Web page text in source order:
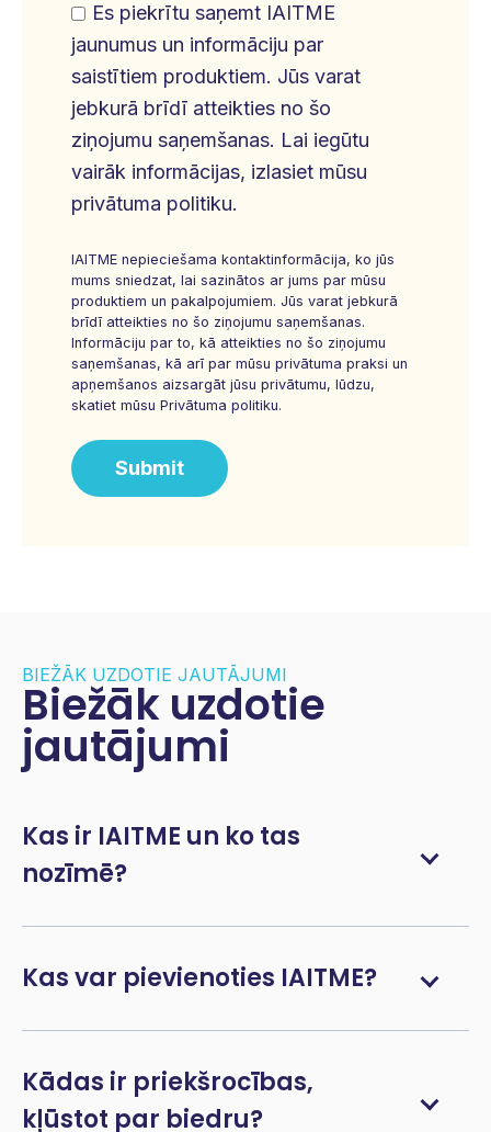
Es piekrītu saņemt IAITME
jaunumus un informāciju par
saistītiem produktiem. Jūs varat
jebkurā brīdī atteikties no šo
ziņojumu saņemšanas. Lai iegūtu
vairāk informācijas, izlasiet mūsu
privātuma politiku.
IAITME nepieciešama kontaktinformācija, ko jūs
mums sniedzat, lai sazinātos ar jums par mūsu
produktiem un pakalpojumiem. Jūs varat jebkurā
brīdī atteikties no šo ziņojumu saņemšanas.
Informāciju par to, kā atteikties no šo ziņojumu
saņemšanas, kā arī par mūsu privātuma praksi un
apņemšanos aizsargāt jūsu privātumu, lūdzu,
skatiet mūsu Privātuma politiku.
BIEŽĀK UZDOTIE JAUTĀJUMI
Biežāk uzdotie
jautājumi
Kas ir IAITME un ko tas
nozīmē?
Kas var pievienoties IAITME?
Kādas ir priekšrocības,
kļūstot par biedru?